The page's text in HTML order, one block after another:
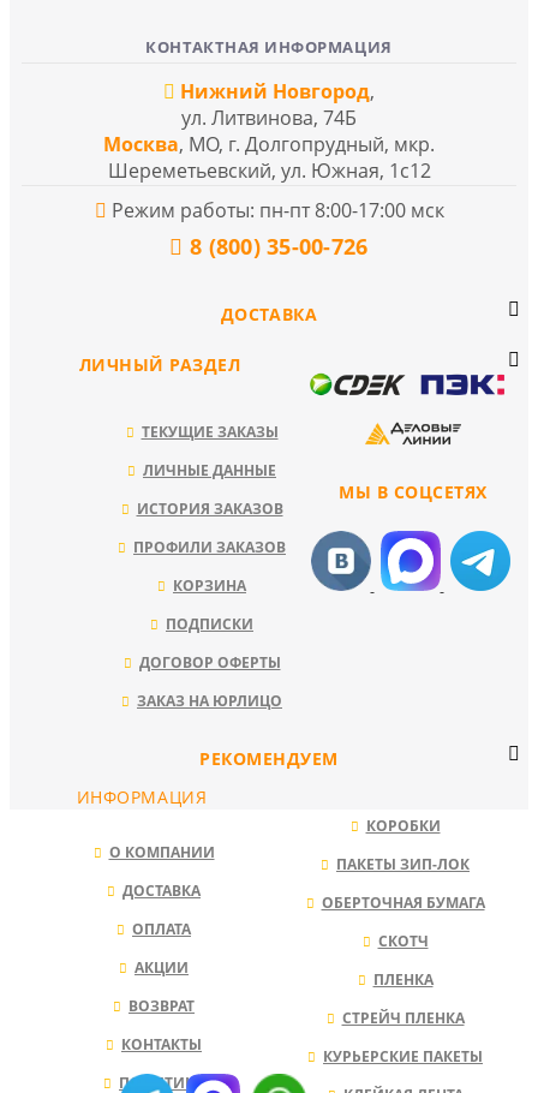
КОНТАКТНАЯ ИНФОРМАЦИЯ
Нижний Новгород,
ул. Литвинова, 74Б
Москва, МО, г. Долгопрудный, мкр.
Шереметьевский, ул. Южная, 1с12
Режим работы: пн-пт 8:00-17:00 мск
8 (800) 35-00-726
ДОСТАВКА
МЫ В СОЦСЕТЯХ
ЛИЧНЫЙ РАЗДЕЛ
ТЕКУЩИЕ ЗАКАЗЫ
ЛИЧНЫЕ ДАННЫЕ
ИСТОРИЯ ЗАКАЗОВ
ПРОФИЛИ ЗАКАЗОВ
КОРЗИНА
ПОДПИСКИ
ДОГОВОР ОФЕРТЫ
ЗАКАЗ НА ЮРЛИЦО
РЕКОМЕНДУЕМ
КОРОБКИ
ПАКЕТЫ ЗИП-ЛОК
ОБЕРТОЧНАЯ БУМАГА
СКОТЧ
ПЛЕНКА
СТРЕЙЧ ПЛЕНКА
КУРЬЕРСКИЕ ПАКЕТЫ
ИНФОРМАЦИЯ
О КОМПАНИИ
ДОСТАВКА
ОПЛАТА
АКЦИИ
ВОЗВРАТ
КОНТАКТЫ
ПОЛИТИКА